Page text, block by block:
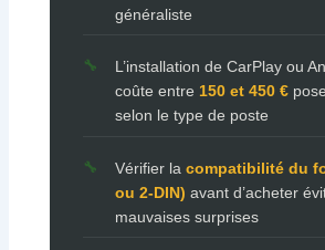
généraliste
L’installation de CarPlay ou
coûte entre 150 et 450 €
selon le type de poste
Vérifier la compatibilité du
ou 2-DIN) avant d’acheter
mauvaises surprises